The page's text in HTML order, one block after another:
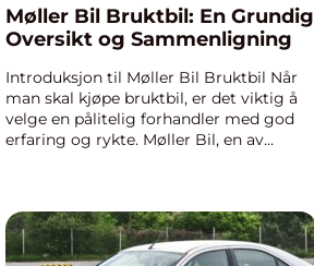
Møller Bil Bruktbil: En Grundig
Oversikt og Sammenligning
Introduksjon til Møller Bil Bruktbil Når
man skal kjøpe bruktbil, er det viktig å
velge en pålitelig forhandler med god
erfaring og rykte. Møller Bil, en av